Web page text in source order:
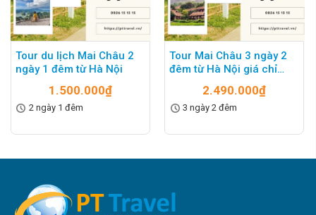
Tour du lịch Mai Châu 2
ngày 1 đêm từ Hà Nội
1.500.000₫
2 ngày 1 đêm
Tour Mai Châu 3 ngày 2
đêm từ Hà Nội giá chỉ
2.490.000₫
3 ngày 2 đêm